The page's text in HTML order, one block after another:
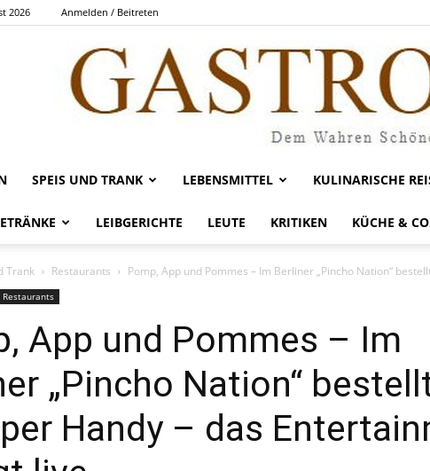
2026 Anmelden / Beitreten
SPEIS UND TRANK LEBENSMITTEL KULINARISCHE
LEIBGERICHTE LEUTE KRITIKEN KÜCHE &
Trank Restaurants Pomp, App und Pommes – Im Berliner „Pincho Nation“
Restaurants
App und Pommes – Im
„Pincho Nation“
Handy – das